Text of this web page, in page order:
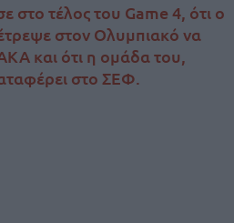
στο τέλος του Game 4, ότι ο
στον Ολυμπιακό να
και ότι η ομάδα του,
στο ΣΕΦ.